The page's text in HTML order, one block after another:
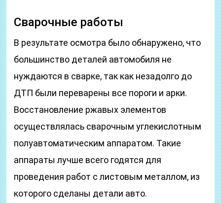
Сварочные работы
В результате осмотра было обнаружено, что
большинство деталей автомобиля не
нуждаются в сварке, так как незадолго до
ДТП были переварены все пороги и арки.
Восстановление ржавых элементов
осуществлялась сварочным углекислотным
полуавтоматическим аппаратом. Такие
аппараты лучше всего годятся для
проведения работ с листовым металлом, из
которого сделаны детали авто.